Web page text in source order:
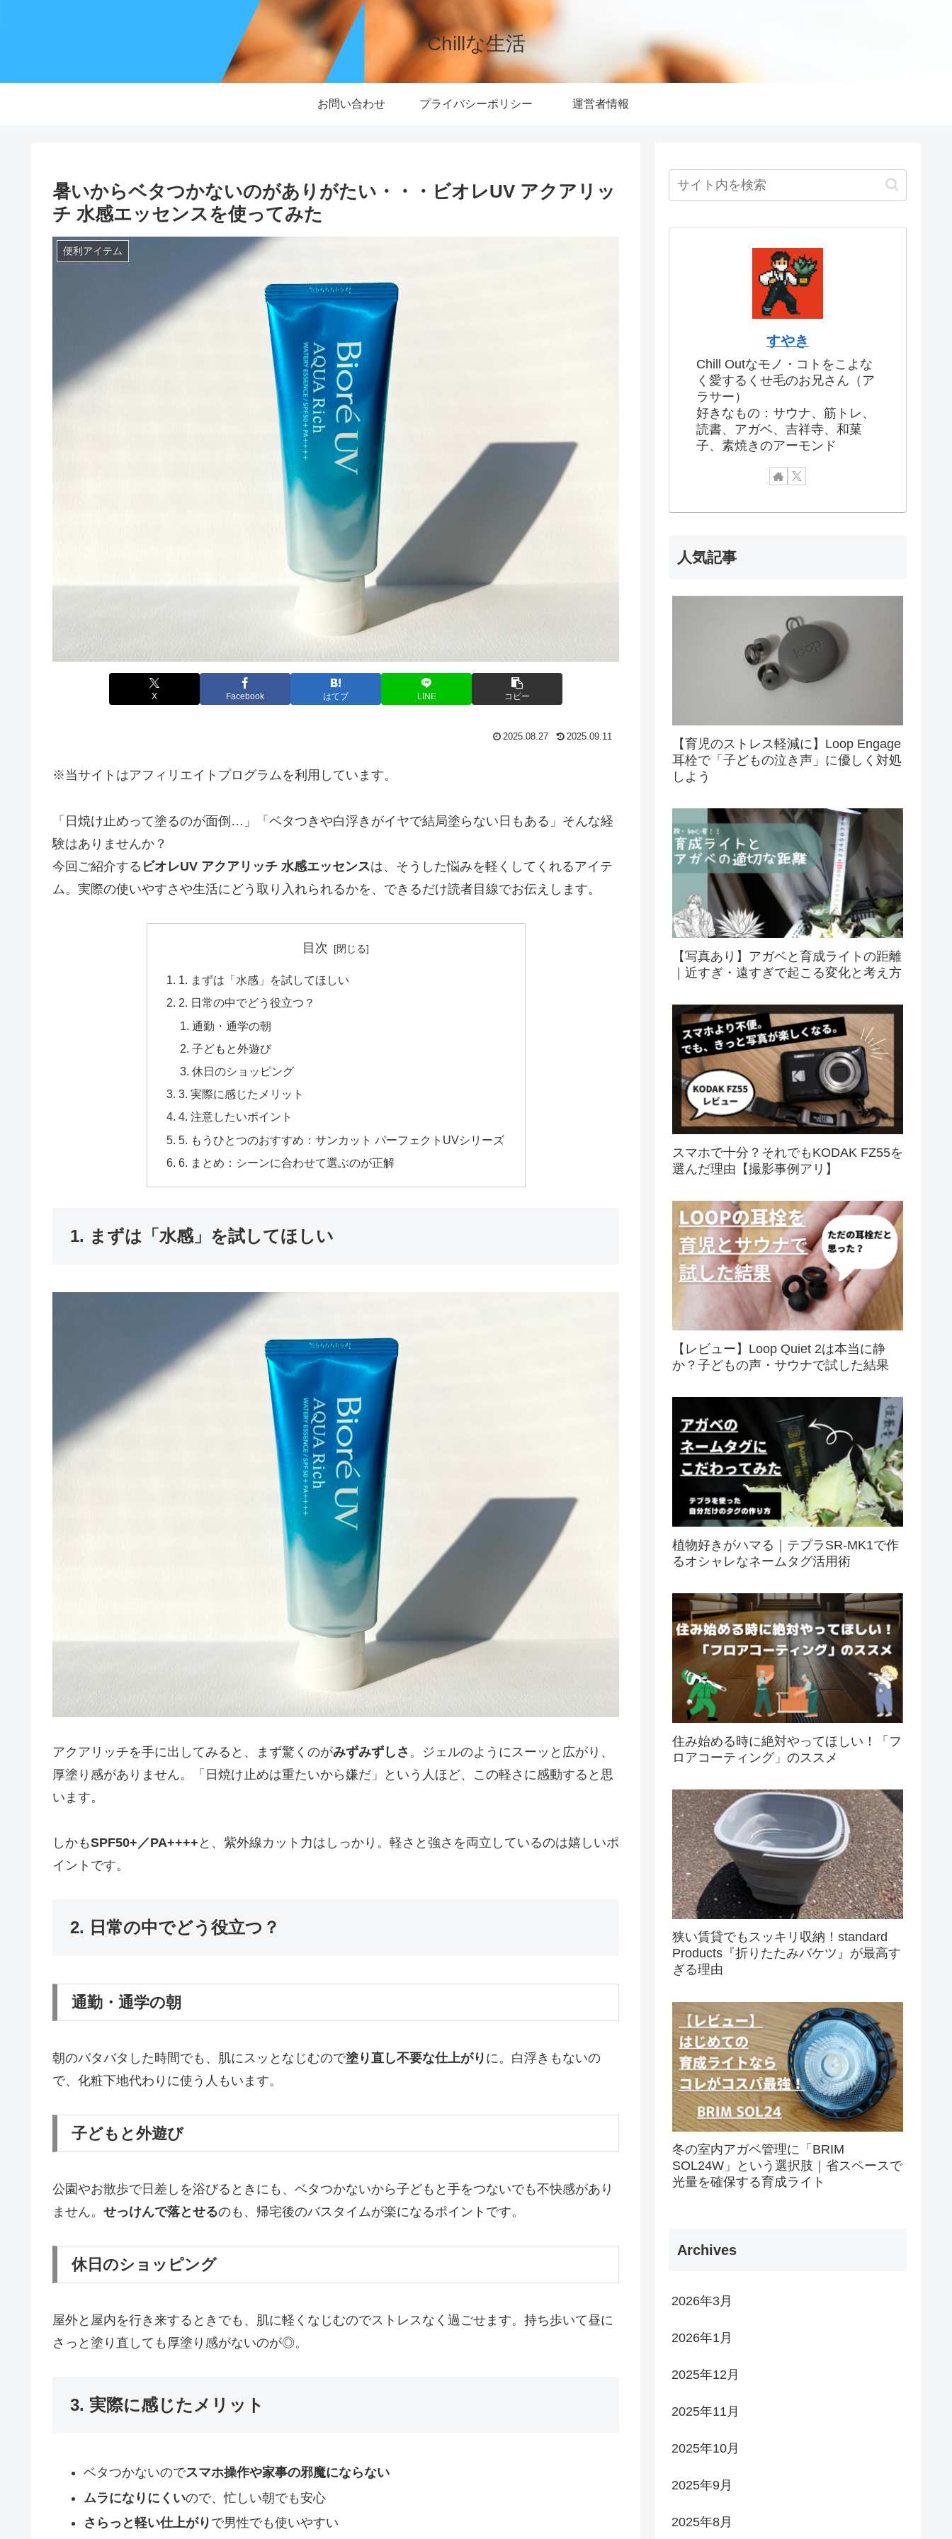
Chillな生活
お問い合わせ プライバシーポリシー 運営者情報
暑いからベタつかないのがありがたい・・・ビオレUV アクアリッ
チ 水感エッセンスを使ってみた
便利アイテム
X Facebook はてブ LINE コピー
2025.08.27 2025.09.11
※当サイトはアフィリエイトプログラムを利用しています。
「日焼け止めって塗るのが面倒…」「ベタつきや白浮きがイヤで結局塗らない日もある」そんな経
験はありませんか？
今回ご紹介する ビオレUV アクアリッチ 水感エッセンスは、そうした悩みを軽くしてくれるアイテ
ム。実際の使いやすさや生活にどう取り入れられるかを、できるだけ読者目線でお伝えします。
目次
1. まずは「水感」を試してほしい
2. 日常の中でどう役立つ？
通勤・通学の朝
子どもと外遊び
休日のショッピング
3. 実際に感じたメリット
4. 注意したいポイント
5. もうひとつのおすすめ：サンカット パーフェクトUVシリーズ
6. まとめ：シーンに合わせて選ぶのが正解
1. まずは「水感」を試してほしい
アクアリッチを手に出してみると、まず驚くのがみずみずしさ 。ジェルのようにスーッと広がり、
厚塗り感がありません。「日焼け止めは重たいから嫌だ」という人ほど、この軽さに感動すると思
います。
しかもSPF50+／PA++++ と、紫外線カット力はしっかり。軽さと強さを両立しているのは嬉しいポ
イントです。
2. 日常の中でどう役立つ？
通勤・通学の朝
朝のバタバタした時間でも、肌にスッとなじむので塗り直し不要な仕上がり に。白浮きもないの
で、化粧下地代わりに使う人もいます。
子どもと外遊び
公園やお散歩で日差しを浴びるときにも、ベタつかないから子どもと手をつないでも不快感があり
ません。 せっけんで落とせるのも、帰宅後のバスタイムが楽になるポイントです。
休日のショッピング
屋外と屋内を行き来するときでも、肌に軽くなじむのでストレスなく過ごせます。持ち歩いて昼に
さっと塗り直しても厚塗り感がないのが◎。
3. 実際に感じたメリット
ベタつかないのでスマホ操作や家事の邪魔にならない
ムラになりにくいので、忙しい朝でも安心
さらっと軽い仕上がり で男性でも使いやすい
すやき
Chill Outなモノ・コトをこよな
く愛するくせ毛のお兄さん（ア
ラサー）
好きなもの：サウナ、筋トレ、
読書、アガベ、吉祥寺、和菓
子、素焼きのアーモンド
人気記事
【育児のストレス軽減に】Loop Engage
耳栓で「子どもの泣き声」に優しく対処
しよう
【写真あり】アガベと育成ライトの距離
｜近すぎ・遠すぎで起こる変化と考え方
スマホで十分？それでもKODAK FZ55を
選んだ理由【撮影事例アリ】
【レビュー】Loop Quiet 2は本当に静
か？子どもの声・サウナで試した結果
植物好きがハマる｜テプラSR-MK1で作
るオシャレなネームタグ活用術
住み始める時に絶対やってほしい！「フ
ロアコーティング」のススメ
狭い賃貸でもスッキリ収納！standard
Products『折りたたみバケツ』が最高す
ぎる理由
冬の室内アガベ管理に「BRIM
SOL24W」という選択肢｜省スペースで
光量を確保する育成ライト
Archives
2026年3月
2026年1月
2025年12月
2025年11月
2025年10月
2025年9月
2025年8月